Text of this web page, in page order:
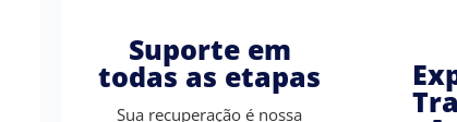
Suporte em
todas as etapas
Sua recuperação é nossa